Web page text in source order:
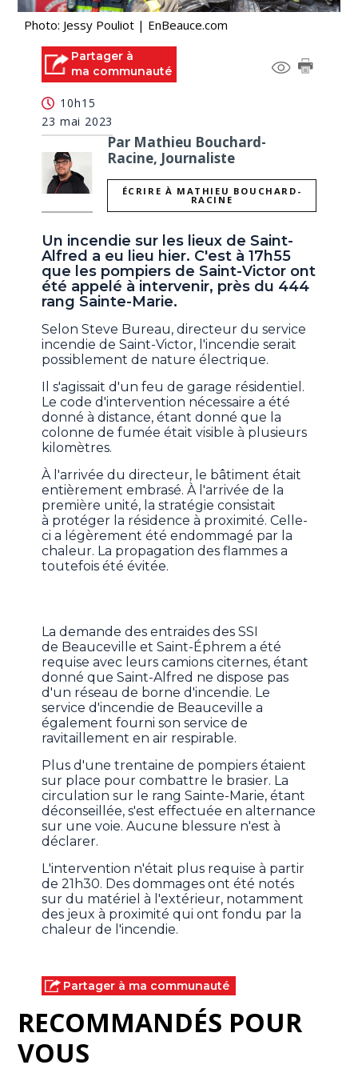
Photo: Jessy Pouliot | EnBeauce.com
Partager à
ma communauté
10h15
23 mai 2023
Par Mathieu Bouchard-
Racine, Journaliste
ÉCRIRE À MATHIEU BOUCHARD-
RACINE
Un incendie sur les lieux de Saint-
Alfred a eu lieu hier. C'est à 17h55
que les pompiers de Saint-Victor ont
été appelé à intervenir, près du 444
rang Sainte-Marie.
Selon Steve Bureau, directeur du service
incendie de Saint-Victor, l'incendie serait
possiblement de nature électrique.
Il s'agissait d'un feu de garage résidentiel.
Le code d'intervention nécessaire a été
donné à distance, étant donné que la
colonne de fumée était visible à plusieurs
kilomètres.
À l'arrivée du directeur, le bâtiment était
entièrement embrasé. À l'arrivée de la
première unité, la stratégie consistait
à protéger la résidence à proximité. Celle-
ci a légèrement été endommagé par la
chaleur. La propagation des flammes a
toutefois été évitée.
La demande des entraides des SSI
de Beauceville et Saint-Éphrem a été
requise avec leurs camions citernes, étant
donné que Saint-Alfred ne dispose pas
d'un réseau de borne d'incendie. Le
service d'incendie de Beauceville a
également fourni son service de
ravitaillement en air respirable.
Plus d'une trentaine de pompiers étaient
sur place pour combattre le brasier. La
circulation sur le rang Sainte-Marie, étant
déconseillée, s'est effectuée en alternance
sur une voie. Aucune blessure n'est à
déclarer.
L'intervention n'était plus requise à partir
de 21h30. Des dommages ont été notés
sur du matériel à l'extérieur, notamment
des jeux à proximité qui ont fondu par la
chaleur de l'incendie.
Partager à ma communauté
RECOMMANDÉS POUR
VOUS